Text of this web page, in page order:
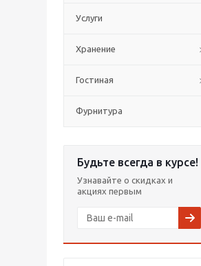
Услуги
Хранение
Гостиная
Фурнитура
Будьте всегда в курсе!
Узнавайте о скидках и
акциях первым